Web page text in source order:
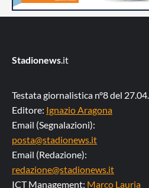
Stadionews.it
Testata giornalistica n°8 del
Editore: Ignazio Aragona
Email (Segnalazioni):
posta@stadionews.it
Email (Redazione):
redazione@stadionews.it
ICT Management: Marco Lauria